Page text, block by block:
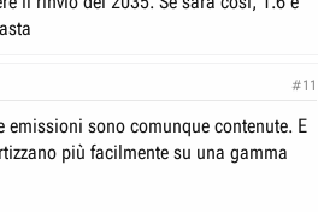
#11
sono comunque contenute. E
più facilmente su una gamma